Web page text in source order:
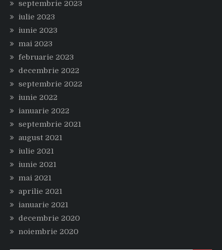
septembrie 2023
iulie 2023
iunie 2023
mai 2023
februarie 2023
decembrie 2022
septembrie 2022
iunie 2022
ianuarie 2022
septembrie 2021
august 2021
iulie 2021
iunie 2021
mai 2021
aprilie 2021
ianuarie 2021
decembrie 2020
noiembrie 2020